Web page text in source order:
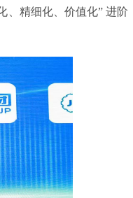
、精细化、价值化” 进阶